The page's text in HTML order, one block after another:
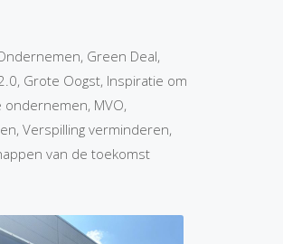
, Green Deal,
, Grote Oogst, Inspiratie om
ondernemen, MVO,
, Verspilling verminderen,
van de toekomst